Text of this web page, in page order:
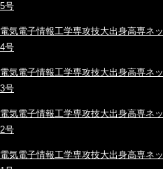
5号
電気電子情報工学専攻技大出身高専ネ
4号
電気電子情報工学専攻技大出身高専ネ
3号
電気電子情報工学専攻技大出身高専ネ
2号
電気電子情報工学専攻技大出身高専ネ